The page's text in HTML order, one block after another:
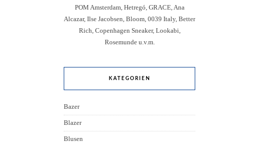
POM Amsterdam, Hetregó, GRACE, Ana
Alcazar, Ilse Jacobsen, Bloom, 0039 Italy, Better
Rich, Copenhagen Sneaker, Lookabi,
Rosemunde u.v.m.
KATEGORIEN
Bazer
Blazer
Blusen